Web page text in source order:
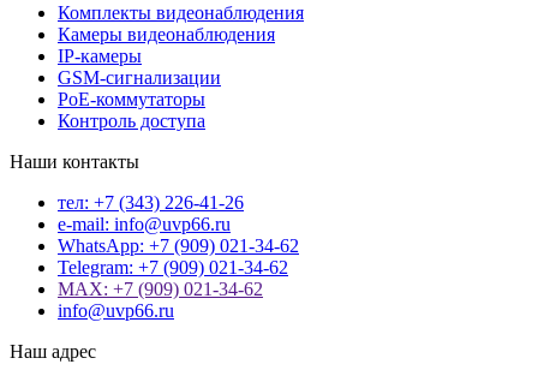
Комплекты видеонаблюдения
Камеры видеонаблюдения
IP-камеры
GSM-сигнализации
PoE-коммутаторы
Контроль доступа
Наши контакты
тел: +7 (343) 226-41-26
e-mail: info@uvp66.ru
WhatsApp: +7 (909) 021-34-62
Telegram: +7 (909) 021-34-62
MAX: +7 (909) 021-34-62
info@uvp66.ru
Наш адрес